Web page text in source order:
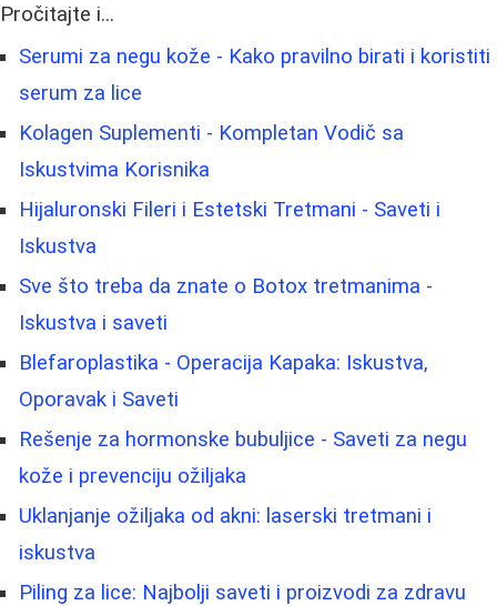
Pročitajte i...
Serumi za negu kože - Kako pravilno birati i koristiti
serum za lice
Kolagen Suplementi - Kompletan Vodič sa
Iskustvima Korisnika
Hijaluronski Fileri i Estetski Tretmani - Saveti i
Iskustva
Sve što treba da znate o Botox tretmanima -
Iskustva i saveti
Blefaroplastika - Operacija Kapaka: Iskustva,
Oporavak i Saveti
Rešenje za hormonske bubuljice - Saveti za negu
kože i prevenciju ožiljaka
Uklanjanje ožiljaka od akni: laserski tretmani i
iskustva
Piling za lice: Najbolji saveti i proizvodi za zdravu